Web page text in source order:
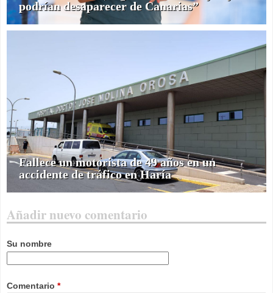
podrían desaparecer de Canarias”
Fallece un motorista de 49 años en un
accidente de tráfico en Haría
Añadir nuevo comentario
Su nombre
Comentario *